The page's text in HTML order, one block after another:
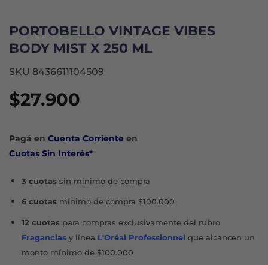
PORTOBELLO VINTAGE VIBES
BODY MIST X 250 ML
SKU 8436611104509
$27.900
Pagá en Cuenta Corriente en
Cuotas Sin Interés*
3 cuotassin mínimo de compra
6 cuotasmínimo de compra $100.000
12 cuotaspara compras exclusivamente del rubro
Fraganciasy línea L'Oréal Professionnel que alcancen un
monto mínimo de $100.000